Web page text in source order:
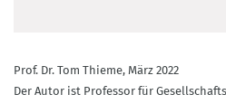
Prof. Dr. Tom Thieme, März 2022
Der Autor ist Professor für